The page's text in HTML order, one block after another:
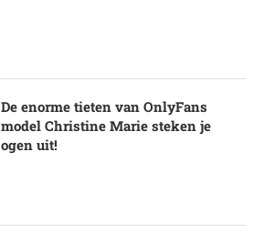
De enorme tieten van OnlyFans
model Christine Marie steken je
ogen uit!